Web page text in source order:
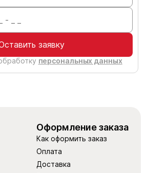
заявку
персональных данных
Оформление заказа
Как оформить заказ
Оплата
Доставка